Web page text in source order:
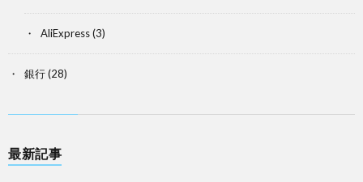
AliExpress(3)
銀行(28)
最新記事